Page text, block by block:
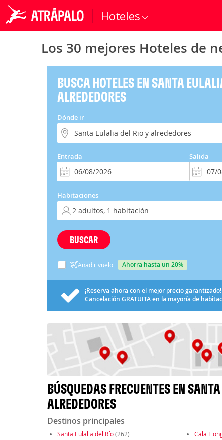
Hoteles
Los 30 mejores Hoteles de
BUSCA HOTELES EN SANTA
ALREDEDORES
Dónde ir
Entrada Salida
Habitaciones
BUSCAR
Añadir vuelo ahorra hasta un 20%
¡Reserva ahora con el mejor precio garantizado!
Cancelación GRATUITAen la mayoría de
BÚSQUEDAS FRECUENTES EN
ALREDEDORES
Destinos principales
Santa Eulalia del Río(262) Cala